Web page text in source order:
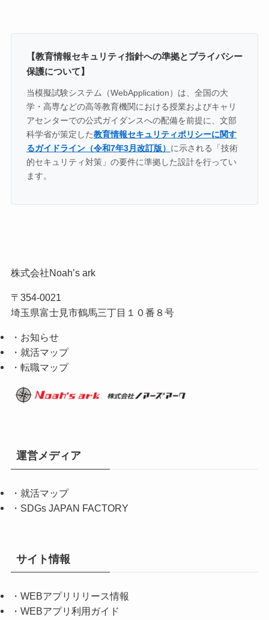
【教育情報セキュリティ指針への準拠とプライバシー
保護について】
当模擬試験システム（WebApplication）は、全国の大
学・高専などの高等教育機関における授業およびキャリ
アセンターでの公式ガイダンスへの配備を前提に、文部
科学省が策定した教育情報セキュリティポリシーに関す
るガイドライン（令和7年3月改訂版） に示される「技術
的セキュリティ対策」の要件に準拠した設計を行ってい
ます。
株式会社Noah’s ark
〒354-0021
埼玉県富士見市鶴馬三丁目１０番８号
・お知らせ
・就活マップ
・転職マップ
運営メディア
・ 就活マップ
・ SDGs JAPAN FACTORY
サイト情報
・ WEBアプリリリース情報
・ WEBアプリ利用ガイド